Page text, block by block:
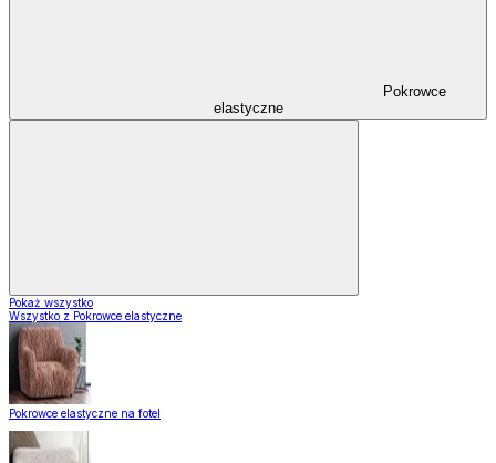
Pokrowce
elastyczne
Pokaż wszystko
Wszystko z Pokrowce elastyczne
Pokrowce elastyczne na fotel